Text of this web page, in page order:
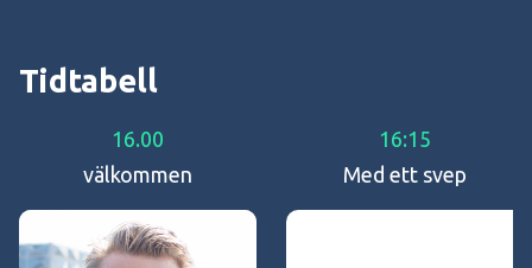
Tidtabell
16.00
välkommen
16:15
Med ett svep